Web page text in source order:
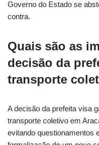
Governo do Estado se
contra.
Quais são as
decisão da
transporte
A decisão da prefeita visa
transporte coletivo em
evitando questionamentos